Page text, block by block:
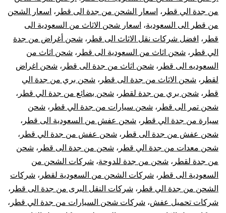
الي
قطر
|
نقل
عفش
من
جدة
لقطر
من جدة الي قطر ، اسعار الشحن من جدة الى قطر ، اسعار الشحن
من قطر الى السعودية، اسعار شحن الاثاث من السعودية الى
قطر ، افضل شركات نقل الاثاث الى قطر ، شحن أغراض من جدة
الي قطر ، شحن اثاث من السعودية الى قطر ، شحن اثاث من
السعوديه الى قطر ، شحن اثاث من جدة الى قطر ، شحن اغراض
لقطر ، شحن الاثاث من جدة الى قطر ، شحن بري من جدة الي
قطر ، شحن بري من جدة لقطر ، شحن بضائع من جدة الي قطر ،
شحن تمر الى قطر ، شحن سيارات من جدة الي قطر ، شحن
سيارة من جدة الي قطر ، شحن عفش من السعودية الى قطر ،
شحن عفش من جدة الى قطر ، شحن عفش من جدة الي قطر ،
شحن معدات من جدة الي قطر ، شحن من جدة الى قطر ، شحن
من جدة لقطر ، شحن من جدة للدوحة، شركات الشحن من
السعودية الى قطر ، شركات الشحن من السعودية لقطر ، شركات
الشحن من جدة الي قطر ، شركات النقل البرى من جدة الى قطر ،
شركات تحميل عفش، شركات شحن السيارات من جدة الي قطر ،